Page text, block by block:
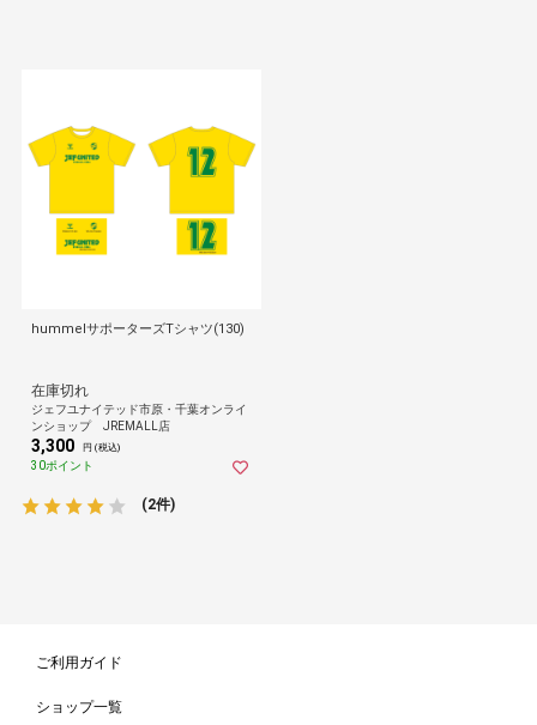
hummelサポーターズTシャツ(130)
在庫切れ
ジェフユナイテッド市原・千葉オンライ
ンショップ JREMALL店
3,300 円 (税込)
30ポイント
(2件)
ご利用ガイド
ショップ一覧